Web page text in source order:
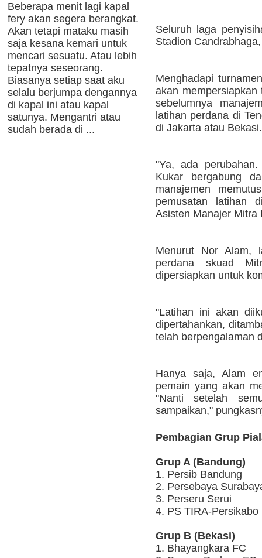
Beberapa menit lagi kapal
fery akan segera berangkat.
Akan tetapi mataku masih
saja kesana kemari untuk
mencari sesuatu. Atau lebih
tepatnya seseorang.
Biasanya setiap saat aku
selalu berjumpa dengannya
di kapal ini atau kapal
satunya. Mengantri atau
sudah berada di ...
Seluruh laga
Stadion
Menghadapi
akan
sebelumnya
latihan perdana di
di Jakarta atau Bekasi.
"Ya, ada
Kukar bergabung
manajemen
pemusatan latihan
Asisten Manajer Mitra
Menurut Nor Alam,
perdana skuad
dipersiapkan untuk
"Latihan ini akan
dipertahankan,
telah berpengalaman
Hanya saja, Alam
pemain yang akan
"Nanti setelah
sampaikan,"
Pembagian Grup
Grup A (Bandung)
1. Persib Bandung
2. Persebaya
3. Perseru Serui
4. PS TIRA-Persikabo
Grup B (Bekasi)
1. Bhayangkara FC